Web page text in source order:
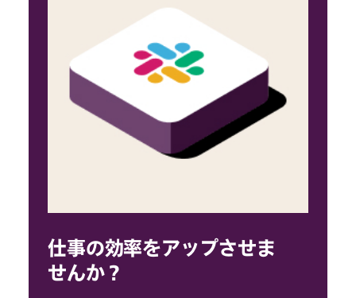
仕事の効率をアップさせま
せんか？